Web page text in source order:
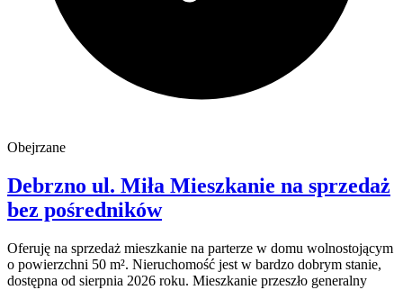
Obejrzane
Debrzno ul. Miła Mieszkanie na sprzedaż
bez pośredników
Oferuję na sprzedaż mieszkanie na parterze w domu wolnostojącym
o powierzchni 50 m². Nieruchomość jest w bardzo dobrym stanie,
dostępna od sierpnia 2026 roku. Mieszkanie przeszło generalny